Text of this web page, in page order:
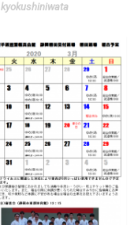
kyokushiniwata